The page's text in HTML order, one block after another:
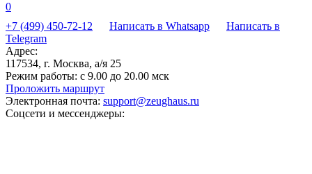
0
+7 (499) 450-72-12
Написать в Whatsapp
Написать в
Telegram
Адрес:
117534, г. Москва, а/я 25
Режим работы: с 9.00 до 20.00 мск
Проложить маршрут
Электронная почта: support@zeughaus.ru
Соцсети и мессенджеры: